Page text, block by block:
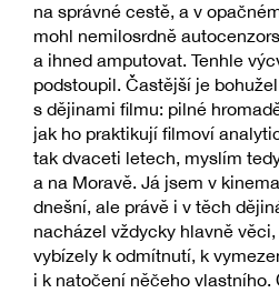
na správné cestě, a v
mohl nemilosrdně
a ihned amputovat. Tenhle
podstoupil. Častější je
s dějinami filmu: pilné
jak ho praktikují filmoví
tak dvaceti letech, myslím
a na Moravě. Já jsem v
dnešní, ale právě i v těch
nacházel vždycky hlavně
vybízely k odmítnutí, k
i k natočení něčeho vlastního.